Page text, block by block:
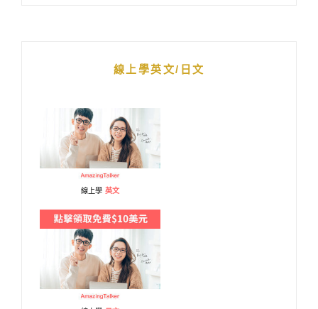
線上學英文/日文
線上學 英文